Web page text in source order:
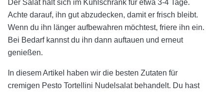
Der Salat hält sich im Kühlschrank für etwa 3-4 Tage.
Achte darauf, ihn gut abzudecken, damit er frisch bleibt.
Wenn du ihn länger aufbewahren möchtest, friere ihn ein.
Bei Bedarf kannst du ihn dann auftauen und erneut
genießen.
In diesem Artikel haben wir die besten Zutaten für
cremigen Pesto Tortellini Nudelsalat behandelt. Du hast